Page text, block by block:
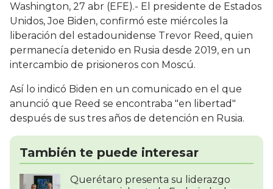
Washington, 27 abr (EFE).- El presidente de Estados
Unidos, Joe Biden, confirmó este miércoles la
liberación del estadounidense Trevor Reed, quien
permanecía detenido en Rusia desde 2019, en un
intercambio de prisioneros con Moscú.
Así lo indicó Biden en un comunicado en el que
anunció que Reed se encontraba "en libertad"
después de sus tres años de detención en Rusia.
También te puede interesar
Querétaro presenta su liderazgo